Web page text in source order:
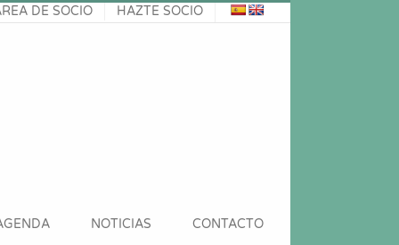
DE SOCIO HAZTE SOCIO
NOTICIAS CONTACTO